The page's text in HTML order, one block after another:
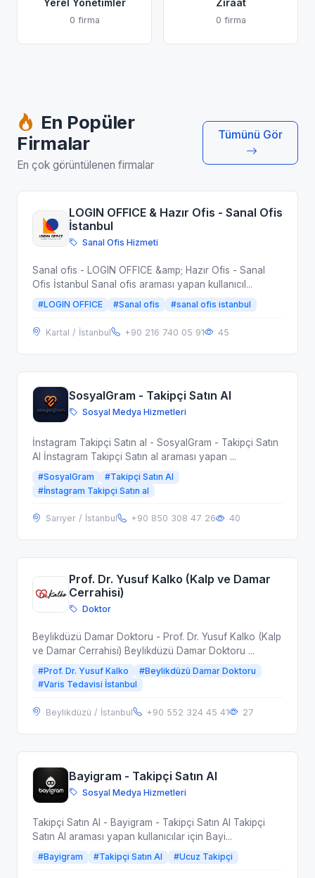
Yerel Yönetimler
0 firma
Ziraat
0 firma
En Popüler
Firmalar
En çok görüntülenen firmalar
Tümünü Gör
LOGIN OFFICE & Hazır Ofis - Sanal Ofis
İstanbul
Sanal Ofis Hizmeti
Sanal ofis - LOGIN OFFICE &amp; Hazır Ofis - Sanal
Ofis İstanbul Sanal ofis araması yapan kullanıcıl...
#LOGIN OFFICE #Sanal ofis #sanal ofis istanbul
Kartal / İstanbul +90 216 740 05 91 45
SosyalGram - Takipçi Satın Al
Sosyal Medya Hizmetleri
İnstagram Takipçi Satın al - SosyalGram - Takipçi Satın
Al İnstagram Takipçi Satın al araması yapan ...
#SosyalGram
#Takipçi Satın Al
#İnstagram Takipçi Satın al
Sarıyer / İstanbul +90 850 308 47 26 40
Prof. Dr. Yusuf Kalko (Kalp ve Damar
Cerrahisi)
Doktor
Beylikdüzü Damar Doktoru - Prof. Dr. Yusuf Kalko (Kalp
ve Damar Cerrahisi) Beylikdüzü Damar Doktoru ...
#Prof. Dr. Yusuf Kalko
#Beylikdüzü Damar Doktoru
#Varis Tedavisi İstanbul
Beylikdüzü / İstanbul +90 552 324 45 41 27
Bayigram - Takipçi Satın Al
Sosyal Medya Hizmetleri
Takipçi Satın Al - Bayigram - Takipçi Satın Al Takipçi
Satın Al araması yapan kullanıcılar için Bayi...
#Bayigram #Takipçi Satın Al #Ucuz Takipçi